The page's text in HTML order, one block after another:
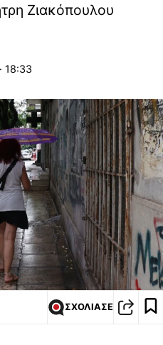
Ζιακόπουλου
18:33
ΣΧΟΛΙΑΣΕ